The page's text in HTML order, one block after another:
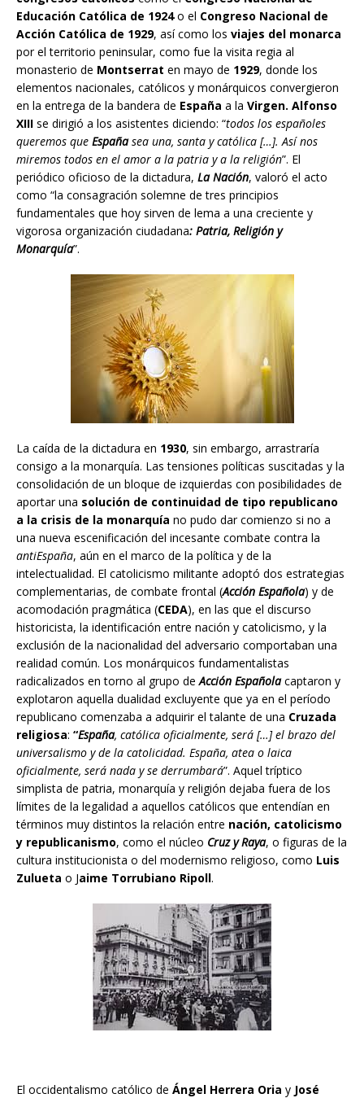
Educación Católica de 1924o el Congreso Nacional de
Acción Católica de 1929, así como los viajes del monarca
por el territorio peninsular, como fue la visita regia al
monasterio de Montserrat en mayo de 1929, donde los
elementos nacionales, católicos y monárquicos convergieron
en la entrega de la bandera de España a la Virgen. Alfonso
XIII se dirigió a los asistentes diciendo: “todos los españoles
queremos que Españasea una, santa y católica […]. Así nos
miremos todos en el amor a la patria y a la religión”. El
periódico oficioso de la dictadura, La Nación, valoró el acto
como “la consagración solemne de tres principios
fundamentales que hoy sirven de lema a una creciente y
vigorosa organización ciudadana: Patria, Religión y
Monarquía”.
La caída de la dictadura en 1930, sin embargo, arrastraría
consigo a la monarquía. Las tensiones políticas suscitadas y la
consolidación de un bloque de izquierdas con posibilidades de
aportar una solución de continuidad de tipo republicano
a la crisis de la monarquía no pudo dar comienzo si no a
una nueva escenificación del incesante combate contra la
antiEspaña, aún en el marco de la política y de la
intelectualidad. El catolicismo militante adoptó dos estrategias
complementarias, de combate frontal (Acción Española) y de
acomodación pragmática (CEDA), en las que el discurso
historicista, la identificación entre nación y catolicismo, y la
exclusión de la nacionalidad del adversario comportaban una
realidad común. Los monárquicos fundamentalistas
radicalizados en torno al grupo deAcción Españolacaptaron y
explotaron aquella dualidad excluyente que ya en el período
republicano comenzaba a adquirir el talante de una Cruzada
religiosa: “España, católica oficialmente, será […] el brazo del
universalismo y de la catolicidad. España, atea o laica
oficialmente, será nada y se derrumbará”. Aquel tríptico
simplista de patria, monarquía y religión dejaba fuera de los
límites de la legalidad a aquellos católicos que entendían en
términos muy distintos la relación entre nación, catolicismo
y republicanismo, como el núcleo Cruz y Raya, o figuras de la
cultura institucionista o del modernismo religioso, como Luis
Zulueta o Jaime Torrubiano Ripoll.
El occidentalismo católico de Ángel Herrera Oria y José